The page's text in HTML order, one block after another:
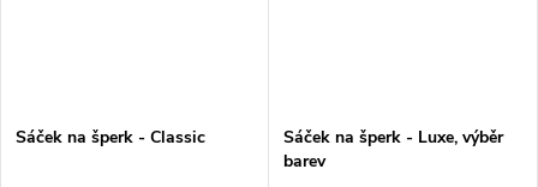
Sáček na šperk - Classic
Sáček na šperk - Luxe, výběr
barev